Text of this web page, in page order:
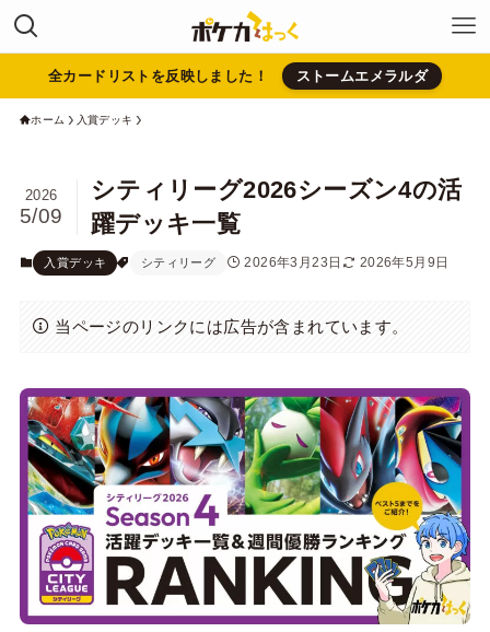
全カードリストを反映しました！ ストームエメラルダ
ホーム 入賞デッキ
シティリーグ2026シーズン4の活
躍デッキ一覧
2026
5/09
入賞デッキ シティリーグ 2026年3月23日 2026年5月9日
当ページのリンクには広告が含まれています。